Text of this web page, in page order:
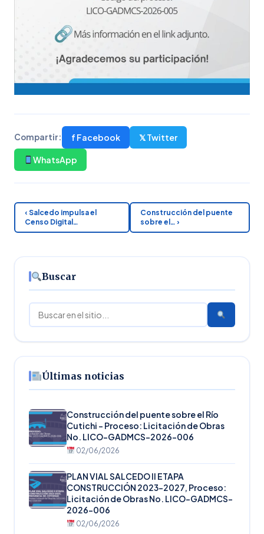
Compartir: f Facebook 𝕏 Twitter
WhatsApp
‹ Salcedo impulsa el
Censo Digital…
Construcción del puente
sobre el… ›
Buscar
Buscar
Últimas noticias
Construcción del puente sobre el Río
Cutichi – Proceso: Licitación de Obras
No. LICO-GADMCS-2026-006
02/06/2026
PLAN VIAL SALCEDO II ETAPA
CONSTRUCCIÓN 2023-2027, Proceso:
Licitación de Obras No. LICO-GADMCS-
2026-006
02/06/2026